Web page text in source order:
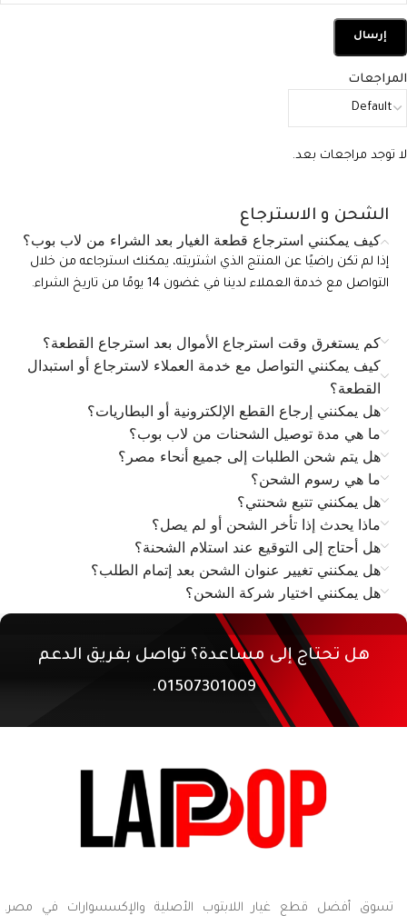
المراجعات
لا توجد مراجعات بعد.
الشحن و الاسترجاع
كيف يمكنني استرجاع قطعة الغيار بعد الشراء من لاب بوب؟
إذا لم تكن راضيًا عن المنتج الذي اشتريته، يمكنك استرجاعه من خلال
التواصل مع خدمة العملاء لدينا في غضون 14 يومًا من تاريخ الشراء.
كم يستغرق وقت استرجاع الأموال بعد استرجاع القطعة؟
كيف يمكنني التواصل مع خدمة العملاء لاسترجاع أو استبدال
القطعة؟
هل يمكنني إرجاع القطع الإلكترونية أو البطاريات؟
ما هي مدة توصيل الشحنات من لاب بوب؟
هل يتم شحن الطلبات إلى جميع أنحاء مصر؟
ما هي رسوم الشحن؟
هل يمكنني تتبع شحنتي؟
ماذا يحدث إذا تأخر الشحن أو لم يصل؟
هل أحتاج إلى التوقيع عند استلام الشحنة؟
هل يمكنني تغيير عنوان الشحن بعد إتمام الطلب؟
هل يمكنني اختيار شركة الشحن؟
هل تحتاج إلى مساعدة؟ تواصل بفريق الدعم
01507301009.
تسوق أفضل قطع غيار اللابتوب الأصلية والإكسسوارات في مصر.